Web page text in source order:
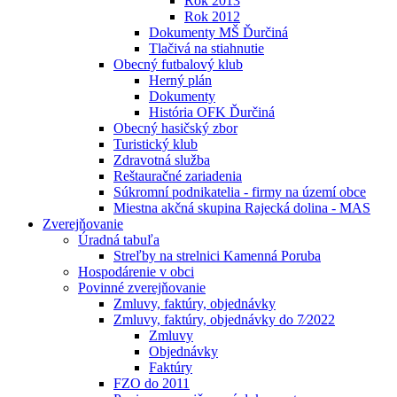
Rok 2012
Dokumenty MŠ Ďurčiná
Tlačivá na stiahnutie
Obecný futbalový klub
Herný plán
Dokumenty
História OFK Ďurčiná
Obecný hasičský zbor
Turistický klub
Zdravotná služba
Reštauračné zariadenia
Súkromní podnikatelia - firmy na území obce
Miestna akčná skupina Rajecká dolina - MAS
Zverejňovanie
Úradná tabuľa
Streľby na strelnici Kamenná Poruba
Hospodárenie v obci
Povinné zverejňovanie
Zmluvy, faktúry, objednávky
Zmluvy, faktúry, objednávky do 7⁄2022
Zmluvy
Objednávky
Faktúry
FZO do 2011